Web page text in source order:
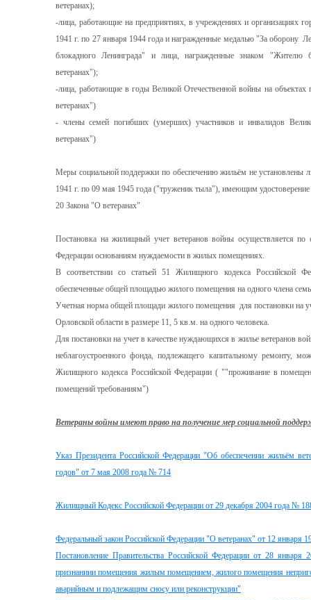
ветеранах);
-лица, работающие на предприятиях, в учреждениях и организациях
1941 г. по 27 января 1944 года и награжденные медалью "За оборону
блокадного Ленинграда" и лица, награжденные знаком "Жителю
ветеранах");
-лица, работающие в годы Великой Отечественной войны на
ветеранах")
- члены семей погибших (умерших) участников и инвалидов
ветеранах")
Меры социальной поддержки по обеспечению жильём не
1941 г. по 09 мая 1945 года ("труженик тыла"), имеющим
20 Закона "О ветеранах"
Постановка на жилищный учет ветеранов войны осуществляется
Федерации основаниям нуждаемости в жилых помещениях.
В соответствии со статьей 51 Жилищного кодекса Российской
обеспеченные общей площадью жилого помещения на одного члена
Учетная норма общей площади жилого помещения для постановки на
Орловской области в размере 11, 5 кв.м. на одного человека.
Для постановки на учет в качестве нуждающихся в жилье ветеранов
неблагоустроенного фонда, подлежащего капитальному ремонту,
Жилищного кодекса Российской Федерации ( ""проживание в
помещений требованиям")
Ветераны войны имеют право на получение мер социальной
Указ Президента Российской Федерации "Об обеспечении жильём
годов" от 7 мая 2008 года № 714
Жилищный Кодекс Российской Федерации от 29 декабря 2004 года №
Федеральный закон Российской Федерации "О ветеранах" от 12 января
Постановление Правительства Российской Федерации от 28
признаниии помещения жилым помещением, жилого помещения
аварийным и подлежащим сносу или реконструкции"